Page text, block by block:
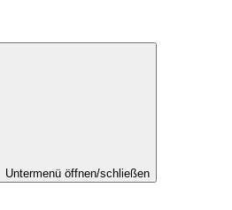
Untermenü öffnen/schließen